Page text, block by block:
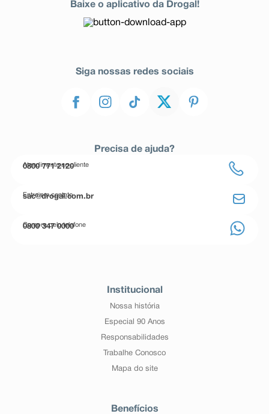
Baixe o aplicativo da Drogal!
Siga nossas redes sociais
Precisa de ajuda?
Atendimento ao cliente
0800 771 2120
Entre em contato
sac@drogal.com.br
Compre pelo telefone
0800 347 0000
Institucional
Nossa história
Especial 90 Anos
Responsabilidades
Trabalhe Conosco
Mapa do site
Benefícios